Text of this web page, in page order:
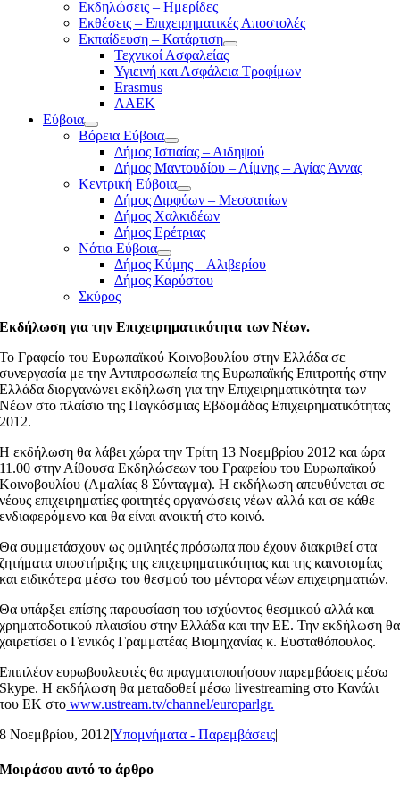
Εκδηλώσεις – Ημερίδες
Εκθέσεις – Επιχειρηματικές Αποστολές
Εκπαίδευση – Κατάρτιση
Τεχνικοί Ασφαλείας
Υγιεινή και Ασφάλεια Τροφίμων
Erasmus
ΛΑΕΚ
Εύβοια
Βόρεια Εύβοια
Δήμος Ιστιαίας – Αιδηψού
Δήμος Μαντουδίου – Λίμνης – Αγίας Άννας
Κεντρική Εύβοια
Δήμος Διρφύων – Μεσσαπίων
Δήμος Χαλκιδέων
Δήμος Ερέτριας
Νότια Εύβοια
Δήμος Κύμης – Αλιβερίου
Δήμος Καρύστου
Σκύρος
Εκδήλωση για την Επιχειρηματικότητα των Νέων.
Το Γραφείο του Ευρωπαϊκού Κοινοβουλίου στην Ελλάδα σε
συνεργασία με την Αντιπροσωπεία της Ευρωπαϊκής Επιτροπής στην
Ελλάδα διοργανώνει εκδήλωση για την Επιχειρηματικότητα των
Νέων στο πλαίσιο της Παγκόσμιας Εβδομάδας Επιχειρηματικότητας
2012.
Η εκδήλωση θα λάβει χώρα την Τρίτη 13 Νοεμβρίου 2012 και ώρα
11.00 στην Αίθουσα Εκδηλώσεων του Γραφείου του Ευρωπαϊκού
Κοινοβουλίου (Αμαλίας 8 Σύνταγμα). Η εκδήλωση απευθύνεται σε
νέους επιχειρηματίες φοιτητές οργανώσεις νέων αλλά και σε κάθε
ενδιαφερόμενο και θα είναι ανοικτή στο κοινό.
Θα συμμετάσχουν ως ομιλητές πρόσωπα που έχουν διακριθεί στα
ζητήματα υποστήριξης της επιχειρηματικότητας και της καινοτομίας
και ειδικότερα μέσω του θεσμού του μέντορα νέων επιχειρηματιών.
Θα υπάρξει επίσης παρουσίαση του ισχύοντος θεσμικού αλλά και
χρηματοδοτικού πλαισίου στην Ελλάδα και την ΕΕ. Την εκδήλωση θα
χαιρετίσει ο Γενικός Γραμματέας Βιομηχανίας κ. Ευσταθόπουλος.
Επιπλέον ευρωβουλευτές θα πραγματοποιήσουν παρεμβάσεις μέσω
Skype. Η εκδήλωση θα μεταδοθεί μέσω livestreaming στο Κανάλι
του ΕΚ στο www.ustream.tv/channel/europarlgr.
8 Νοεμβρίου, 2012|Υπομνήματα - Παρεμβάσεις|
Μοιράσου αυτό το άρθρο